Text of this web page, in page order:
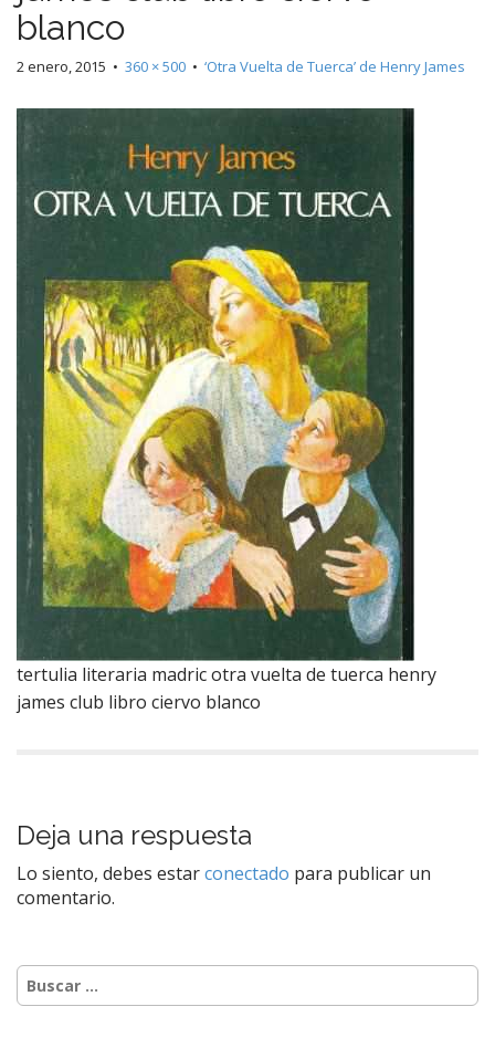
blanco
2 enero, 2015 • 360 × 500 • ‘Otra Vuelta de Tuerca’ de Henry James
tertulia literaria madric otra vuelta de tuerca henry
james club libro ciervo blanco
a
v
e
g
c
Deja una respuesta
Lo siento, debes estarconectado para publicar un
comentario.
Buscar: